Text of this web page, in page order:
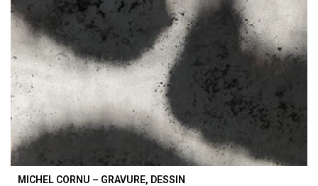
MICHEL CORNU – GRAVURE, DESSIN